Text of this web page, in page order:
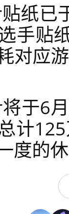
纸已
手贴
对应
于6
计
度的